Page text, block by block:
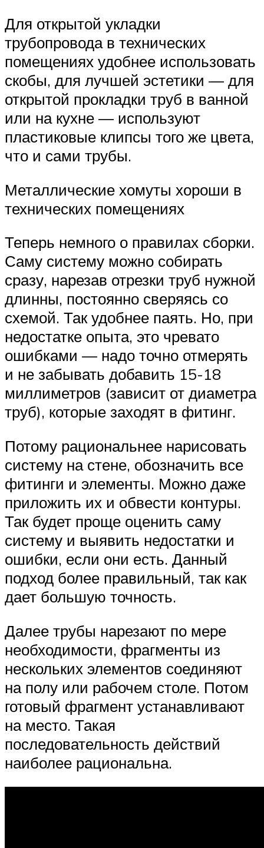
Для открытой укладки
трубопровода в технических
помещениях удобнее использовать
скобы, для лучшей эстетики — для
открытой прокладки труб в ванной
или на кухне — используют
пластиковые клипсы того же цвета,
что и сами трубы.
Металлические хомуты хороши в
технических помещениях
Теперь немного о правилах сборки.
Саму систему можно собирать
сразу, нарезав отрезки труб нужной
длинны, постоянно сверяясь со
схемой. Так удобнее паять. Но, при
недостатке опыта, это чревато
ошибками — надо точно отмерять
и не забывать добавить 15-18
миллиметров (зависит от диаметра
труб), которые заходят в фитинг.
Потому рациональнее нарисовать
систему на стене, обозначить все
фитинги и элементы. Можно даже
приложить их и обвести контуры.
Так будет проще оценить саму
систему и выявить недостатки и
ошибки, если они есть. Данный
подход более правильный, так как
дает большую точность.
Далее трубы нарезают по мере
необходимости, фрагменты из
нескольких элементов соединяют
на полу или рабочем столе. Потом
готовый фрагмент устанавливают
на место. Такая
последовательность действий
наиболее рациональна.